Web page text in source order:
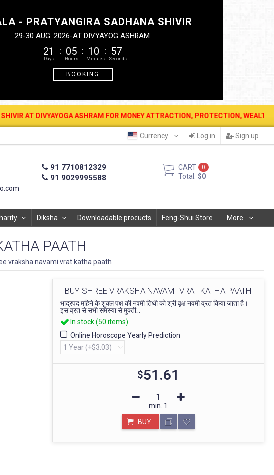
- PRATYANGIRA SADHANA SHIVIR
29-30 AUG. 2026-AT DIVYAYOG ASHRAM
21 05 10 56
BOOKING
DIVYAYOGA ASHRAM FOR MONEY ATTRACTION, PROTECTION, WEALTH &
Currency Log in Sign up
91 7710812329
91 9029995588
CART 0
Total: $0
Diksha Downloadable products Feng-Shui Store More
PAATH
vraksha navami vrat katha paath
BUY SHREE VRAKSHA NAVAMI VRAT KATHA PAATH
भाद्रपद महिने के शुक्ल पक्ष की नवमी तिथी को श्री वृक्ष नवमी व्रत किया जाता है।
इस व्रत से सभी समस्या से मुक्ती...
In stock (50 items)
Online Horoscope Yearly Prediction
$51.61
min. 1
BUY